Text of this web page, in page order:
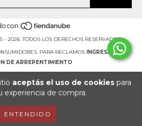
aceptás el uso de cookiespara
experiencia de compra.
ENTENDIDO
- 2026. TODOS LOS DERECHOS RESERVADOS.
PARA RECLAMOS
INGRESÁ ACÁ.
DE ARREPENTIMIENTO